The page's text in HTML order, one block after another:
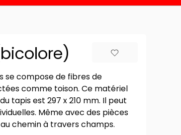
se compose de fibres de
comme toison. Ce matériel
tapis est 297 x 210 mm. Il peut
Même avec des pièces
chemin à travers champs.